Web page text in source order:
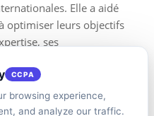
Elle a aidé
optimiser leurs objectifs
ses
exceptionnelles, elles
et plus rentables. Si
leader et améliorer
et
CCPA
browsing experience,
and analyze our traffic.